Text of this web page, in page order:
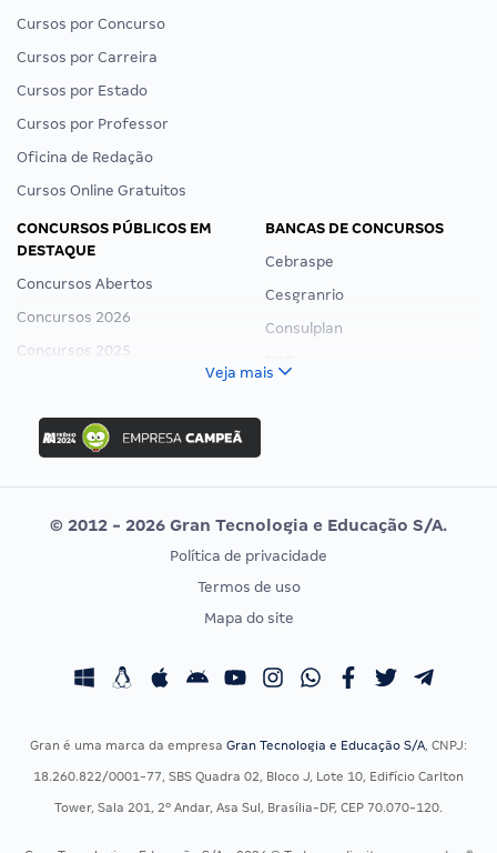
Cursos por Concurso
Cursos por Carreira
Cursos por Estado
Cursos por Professor
Oficina de Redação
Cursos Online Gratuitos
CONCURSOS PÚBLICOS EM
DESTAQUE
Concursos Abertos
Concursos 2026
Concursos 2025
Concurso Nacional Unificado
Concurso Ibama
Concurso MPU
Editais publicados
BANCAS DE CONCURSOS
Cebraspe
Cesgranrio
Consulplan
Vunesp
CONCURSOS POR PROFISSÃO
Concursos Fiscais
EXAME DE ORDEM
Calendário OAB
Veja mais
© 2012 - 2026 Gran Tecnologia e Educação S/A.
Política de privacidade
Termos de uso
Mapa do site
Gran é uma marca da empresa Gran Tecnologia e Educação S/A, CNPJ:
18.260.822/0001-77, SBS Quadra 02, Bloco J, Lote 10, Edifício Carlton
Tower, Sala 201, 2º Andar, Asa Sul, Brasília-DF, CEP 70.070-120.